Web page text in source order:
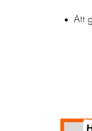
Att